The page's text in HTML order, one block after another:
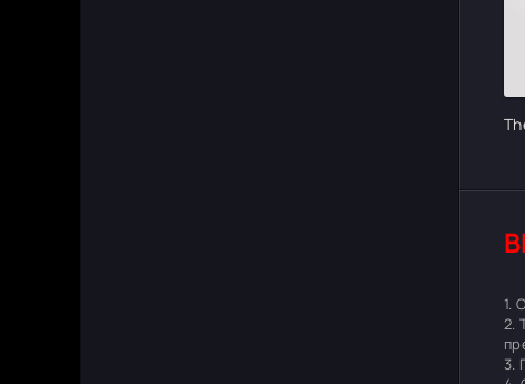
1.
2.
3.